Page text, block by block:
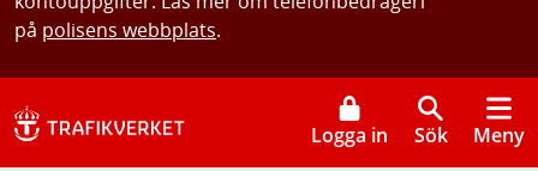
på polisens webbplats.
Logga in Sök Meny